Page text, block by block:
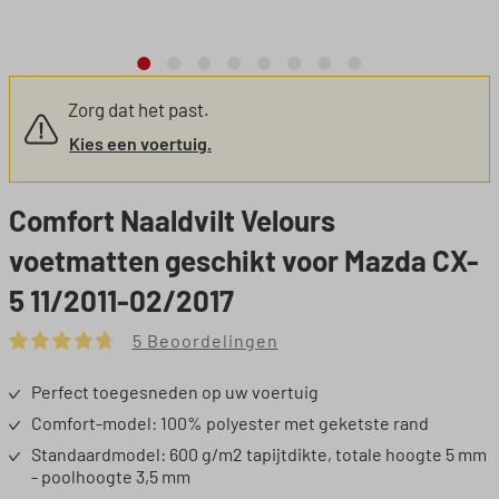
Zorg dat het past.
Kies een voertuig.
Comfort Naaldvilt Velours
voetmatten geschikt voor Mazda CX-
5 11/2011-02/2017
Perfect toegesneden op uw voertuig
Comfort-model: 100% polyester met geketste rand
Standaardmodel: 600 g/m2 tapijtdikte, totale hoogte 5 mm
- poolhoogte 3,5 mm
5 Beoordelingen